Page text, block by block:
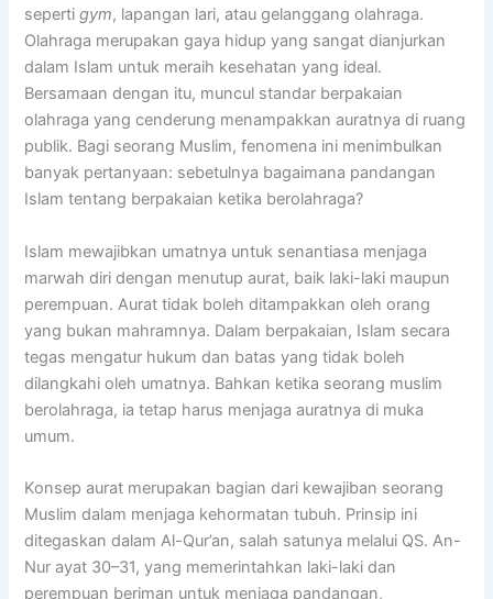
sepertigym, lapangan lari, atau gelanggang olahraga.
Olahraga merupakan gaya hidup yang sangat dianjurkan
dalam Islam untuk meraih kesehatan yang ideal.
Bersamaan dengan itu, muncul standar berpakaian
olahraga yang cenderung menampakkan auratnya di ruang
publik. Bagi seorang Muslim, fenomena ini menimbulkan
banyak pertanyaan: sebetulnya bagaimana pandangan
Islam tentang berpakaian ketika berolahraga?
Islam mewajibkan umatnya untuk senantiasa menjaga
marwah diri dengan menutup aurat, baik laki-laki maupun
perempuan. Aurat tidak boleh ditampakkan oleh orang
yang bukan mahramnya. Dalam berpakaian, Islam secara
tegas mengatur hukum dan batas yang tidak boleh
dilangkahi oleh umatnya. Bahkan ketika seorang muslim
berolahraga, ia tetap harus menjaga auratnya di muka
umum.
Konsep aurat merupakan bagian dari kewajiban seorang
Muslim dalam menjaga kehormatan tubuh. Prinsip ini
ditegaskan dalam Al-Qur’an, salah satunya melalui QS. An-
Nur ayat 30–31, yang memerintahkan laki-laki dan
perempuan beriman untuk menjaga pandangan,